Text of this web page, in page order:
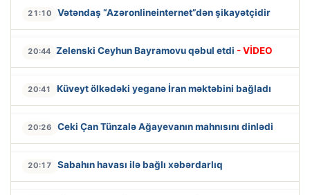
21:10 Vətəndaş “Azəronlineinternet”dən şikayətçidir
20:44 Zelenski Ceyhun Bayramovu qəbul etdi - VİDEO
20:41 Küveyt ölkədəki yeganə İran məktəbini bağladı
20:26 Ceki Çan Tünzalə Ağayevanın mahnısını dinlədi
20:17 Sabahın havası ilə bağlı xəbərdarlıq